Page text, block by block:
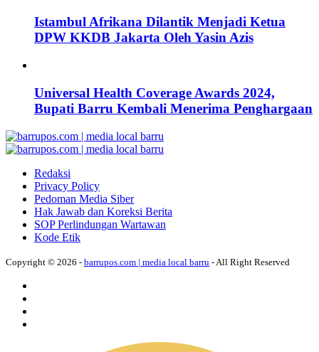
Istambul Afrikana Dilantik Menjadi Ketua
DPW KKDB Jakarta Oleh Yasin Azis
Universal Health Coverage Awards 2024,
Bupati Barru Kembali Menerima Penghargaan
Redaksi
Privacy Policy
Pedoman Media Siber
Hak Jawab dan Koreksi Berita
SOP Perlindungan Wartawan
Kode Etik
Copyright © 2026 - barrupos.com | media local barru - All Right Reserved